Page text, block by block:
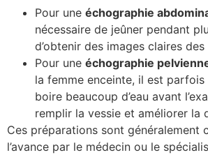
Pour une échographie
nécessaire de jeûner pendant
d’obtenir des images claires
Pour une échographie
la femme enceinte, il est
boire beaucoup d’eau avant
remplir la vessie et améliorer la
Ces préparations sont généralement
l’avance par le médecin ou le